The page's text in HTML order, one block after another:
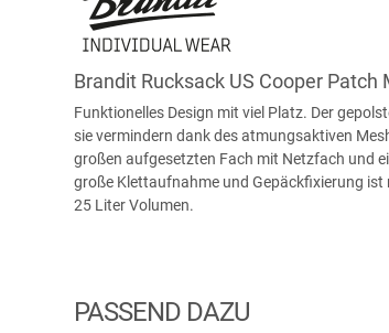
Brandit Rucksack US Cooper Patch
Funktionelles Design mit viel Platz. Der
sie vermindern dank des atmungsaktiven
großen aufgesetzten Fach mit Netzfach und
große Klettaufnahme und Gepäckfixierung
25 Liter Volumen.
PASSEND DAZU